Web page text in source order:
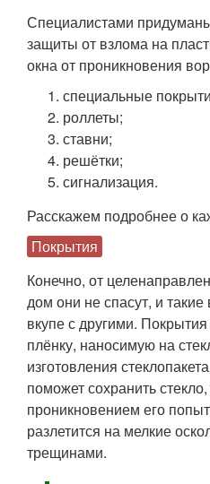
Специалистами
защиты от взлома на
окна от проникновения
специальные
роллеты;
ставни;
решётки;
сигнализация.
Расскажем подробнее о
Покрытия
Конечно, от
дом они не спасут, и
вкупе с другими.
плёнку, наносимую на
изготовления
поможет сохранить
проникновением его
разлетится на мелкие
трещинами.